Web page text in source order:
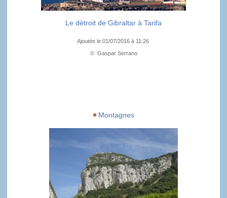
Le détroit de Gibraltar à Tarifa
Ajoutée le 01/07/2016 à 11:26
© Gaspar Serrano
Montagnes